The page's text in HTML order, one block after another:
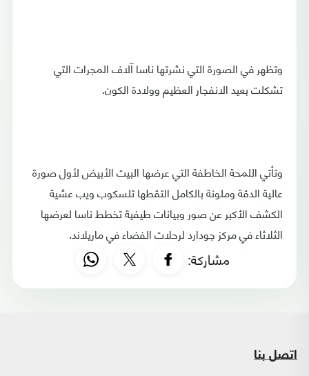
وتظهر في الصورة التي نشرتها ناسا آلاف المجرات التي
تشكلت بعيد الانفجار العظيم وولادة الكون.
وتأتي اللمحة الخاطفة التي عرضها البيت الأبيض لأول صورة
عالية الدقة وملونة بالكامل التقطها تلسكوب ويب عشية
الكشف الأكبر عن صور وبيانات طيفية تخطط ناسا لعرضها
الثلاثاء في مركز جودارد لرحلات الفضاء في ماريلاند.
مشاركة:
اتصل بنا